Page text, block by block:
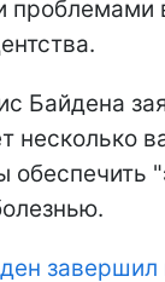
проблемами
Байдена
несколько
обеспечить
завершил